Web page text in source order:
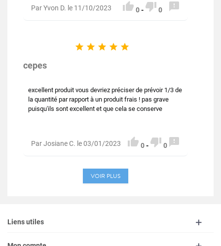
Par Yvon D. le 11/10/2023  0-  0 
    
cepes
excellent produit vous devriez préciser de prévoir 1/3 de
la quantité par rapport à un produit frais ! pas grave
puisqu'ils sont excellent et que cela se conserve
Par Josiane C. le 03/01/2023  0-  0 
VOIR PLUS
Liens utiles